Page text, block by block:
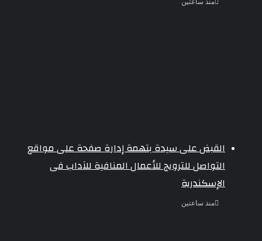
القبض على سيدة بتهمة إدارة صفحة على مواقع
التواصل للترويج للأعمال المنافية للآداب فى
الإسكندرية
منذ ساعتين